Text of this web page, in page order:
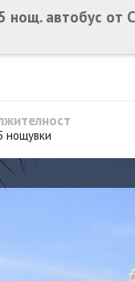
автобус от
нощувки